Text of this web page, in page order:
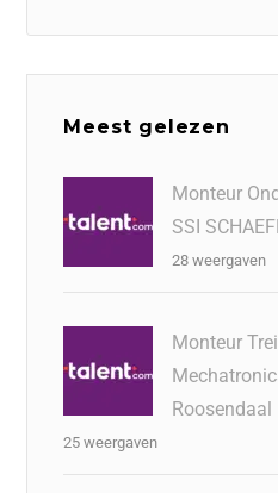
Meest gelezen
Monteur
SSI
28 weergaven
Monteur
Roosendaal
25 weergaven